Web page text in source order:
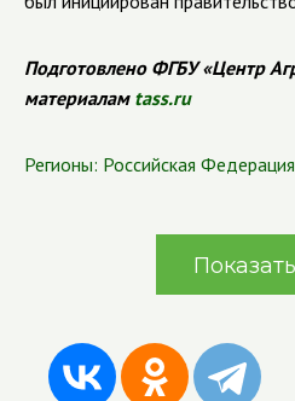
Подготовлено ФГБУ «Центр
материалам tass.ru
Регионы: Российская Федерация